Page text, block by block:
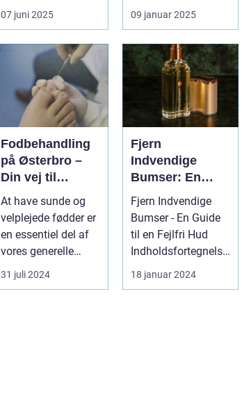
hvor kunst og
personlig udtryk...
07 juni 2025 09 januar 2025
Fodbehandling
på Østerbro –
Din vej til
sundere fødder
At have sunde og
velplejede fødder er
en essentiel del af
vores generelle
velvære, og d...
31 juli 2024
Fjern
Indvendige
Bumser: En
Dybdegående
Oversigt til
Skønheds- og
Kosmetikforbru
Fjern Indvendige
Bumser - En Guide
til en Fejlfri Hud
Indholdsfortegnelse
18 januar 2024